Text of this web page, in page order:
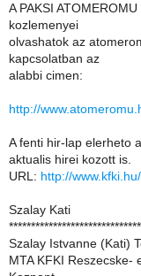
A PAKSI
kozlemenyei
olvashatok az
kapcsolatban az
alabbi cimen:
http://
A fenti hir-lap elerheto
aktualis hirei kozott is.
URL: http://
Szalay Kati
Szalay Istvanne (Kati)
MTA KFKI Reszecske-